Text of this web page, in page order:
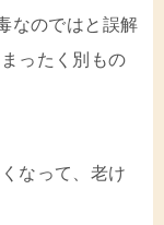
なのではと誤解
ったく別もの
なって、老け